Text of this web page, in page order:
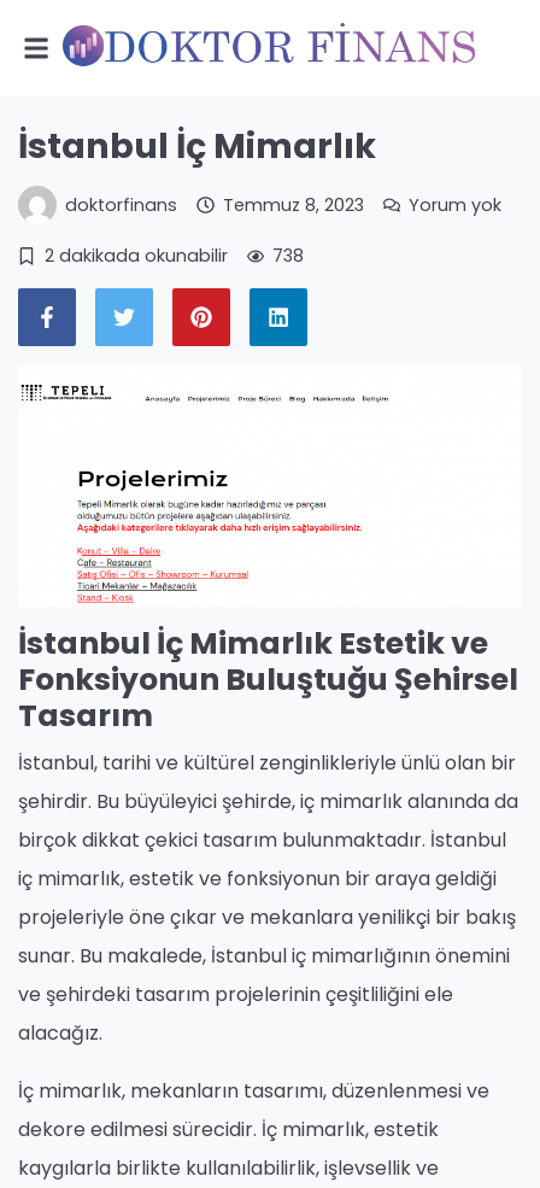
İstanbul İç Mimarlık
doktorfinans Temmuz 8, 2023 Yorum yok
2 dakikada okunabilir 738
İstanbul İç Mimarlık Estetik ve
Fonksiyonun Buluştuğu Şehirsel
Tasarım
İstanbul, tarihi ve kültürel zenginlikleriyle ünlü olan bir
şehirdir. Bu büyüleyici şehirde, iç mimarlık alanında da
birçok dikkat çekici tasarım bulunmaktadır. İstanbul
iç mimarlık, estetik ve fonksiyonun bir araya geldiği
projeleriyle öne çıkar ve mekanlara yenilikçi bir bakış
sunar. Bu makalede, İstanbul iç mimarlığının önemini
ve şehirdeki tasarım projelerinin çeşitliliğini ele
alacağız.
İç mimarlık, mekanların tasarımı, düzenlenmesi ve
dekore edilmesi sürecidir. İç mimarlık, estetik
kaygılarla birlikte kullanılabilirlik, işlevsellik ve